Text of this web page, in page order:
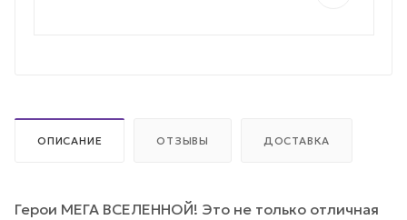
ОПИСАНИЕ ОТЗЫВЫ ДОСТАВКА
Герои МЕГА ВСЕЛЕННОЙ! Это не только отличная